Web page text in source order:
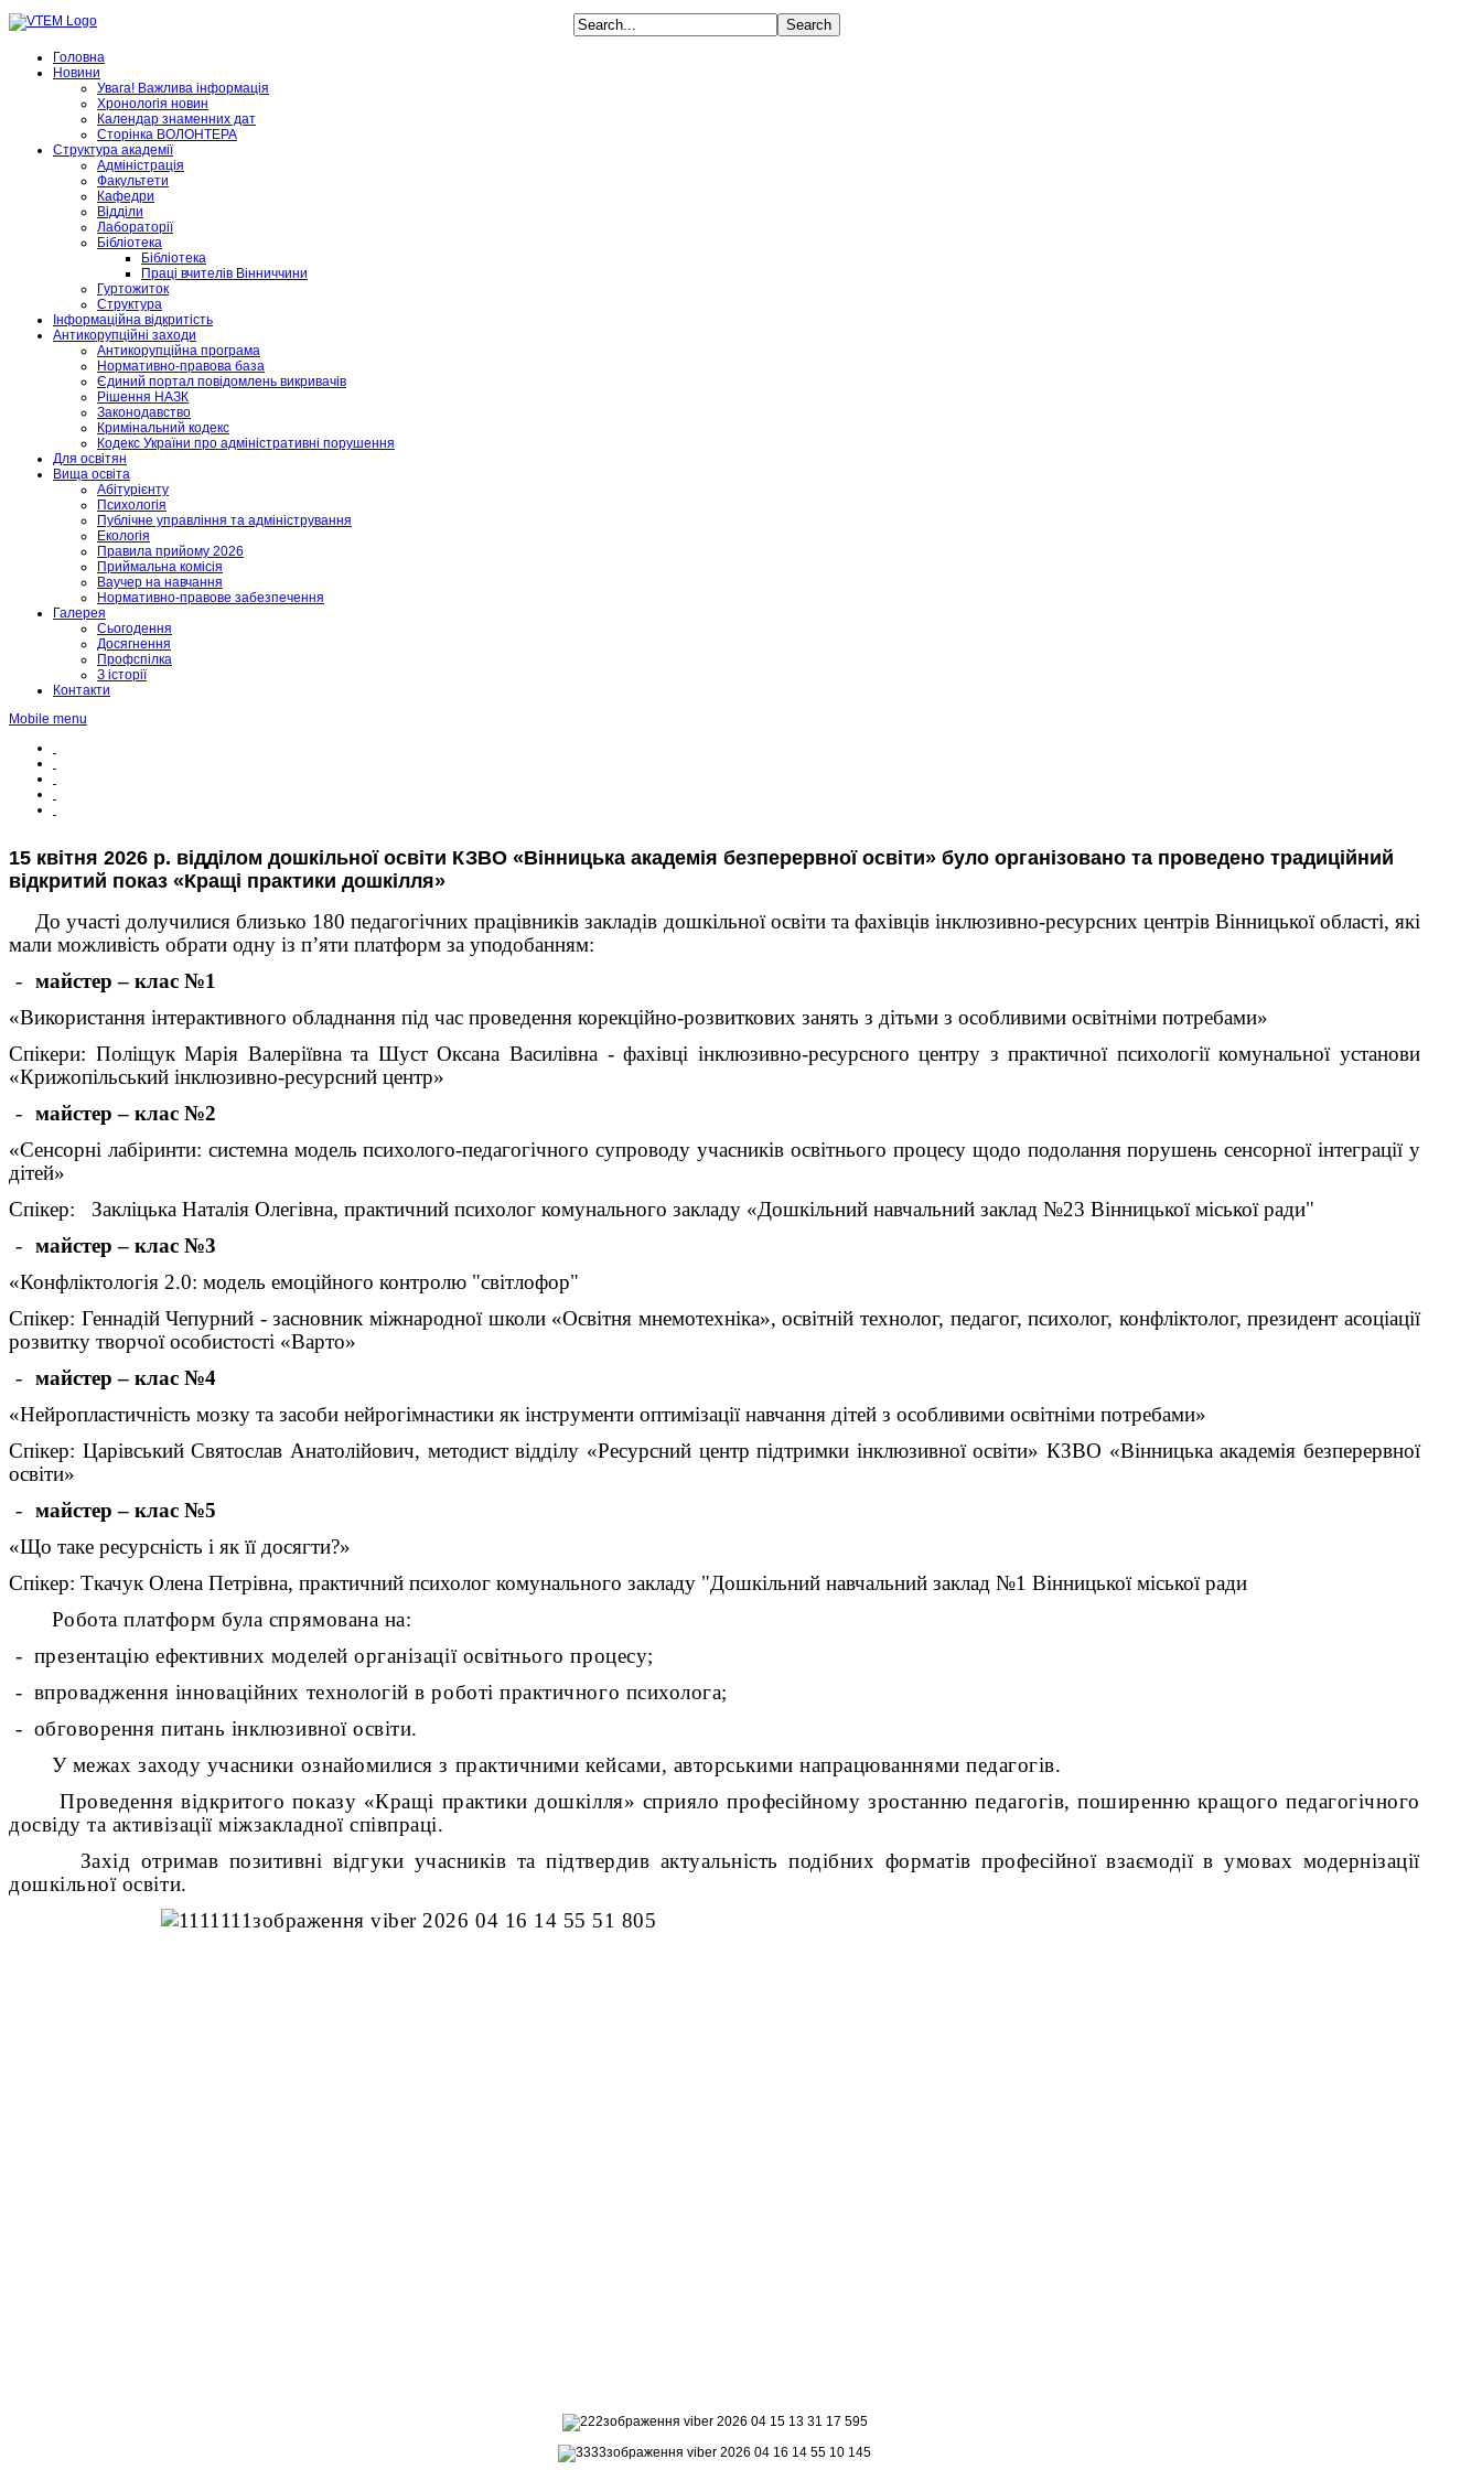
Головна
Новини
Увага! Важлива інформація
Хронологія новин
Календар знаменних дат
Сторінка ВОЛОНТЕРА
Структура академії
Адміністрація
Факультети
Кафедри
Відділи
Лабораторії
Бібліотека
Бібліотека
Праці вчителів Вінниччини
Гуртожиток
Структура
Інформаційна відкритість
Антикорупційні заходи
Антикорупційна програма
Нормативно-правова база
Єдиний портал повідомлень викривачів
Рішення НАЗК
Законодавство
Кримінальний кодекс
Кодекс України про адміністративні порушення
Для освітян
Вища освіта
Абітурієнту
Психологія
Публічне управління та адміністрування
Екологія
Правила прийому 2026
Приймальна комісія
Ваучер на навчання
Нормативно-правове забезпечення
Галерея
Сьогодення
Досягнення
Профспілка
З історії
Контакти
Mobile menu
15 квітня 2026 р. відділом дошкільної освіти КЗВО «Вінницька академія безперервної освіти» було організовано та проведено традиційний
відкритий показ «Кращі практики дошкілля»
До участі долучилися близько 180 педагогічних працівників закладів дошкільної освіти та фахівців інклюзивно-ресурсних центрів Вінницької області, які
мали можливість обрати одну із п’яти платформ за уподобанням:
- майстер – клас №1
«Використання інтерактивного обладнання під час проведення корекційно-розвиткових занять з дітьми з особливими освітніми потребами»
Спікери: Поліщук Марія Валеріївна та Шуст Оксана Василівна - фахівці інклюзивно-ресурсного центру з практичної психології комунальної установи
«Крижопільський інклюзивно-ресурсний центр»
- майстер – клас №2
«Сенсорні лабіринти: системна модель психолого-педагогічного супроводу учасників освітнього процесу щодо подолання порушень сенсорної інтеграції у
дітей»
Спікер: Закліцька Наталія Олегівна, практичний психолог комунального закладу «Дошкільний навчальний заклад №23 Вінницької міської ради"
- майстер – клас №3
«Конфліктологія 2.0: модель емоційного контролю "світлофор"
Спікер: Геннадій Чепурний - засновник міжнародної школи «Освітня мнемотехніка», освітній технолог, педагог, психолог, конфліктолог, президент асоціації
розвитку творчої особистості «Варто»
- майстер – клас №4
«Нейропластичність мозку та засоби нейрогімнастики як інструменти оптимізації навчання дітей з особливими освітніми потребами»
Спікер: Царівський Святослав Анатолійович, методист відділу «Ресурсний центр підтримки інклюзивної освіти» КЗВО «Вінницька академія безперервної
освіти»
- майстер – клас №5
«Що таке ресурсність і як її досягти?»
Спікер: Ткачук Олена Петрівна, практичний психолог комунального закладу "Дошкільний навчальний заклад №1 Вінницької міської ради
Робота платформ була спрямована на:
- презентацію ефективних моделей організації освітнього процесу;
- впровадження інноваційних технологій в роботі практичного психолога;
- обговорення питань інклюзивної освіти.
У межах заходу учасники ознайомилися з практичними кейсами, авторськими напрацюваннями педагогів.
Проведення відкритого показу «Кращі практики дошкілля» сприяло професійному зростанню педагогів, поширенню кращого педагогічного
досвіду та активізації міжзакладної співпраці.
Захід отримав позитивні відгуки учасників та підтвердив актуальність подібних форматів професійної взаємодії в умовах модернізації
дошкільної освіти.